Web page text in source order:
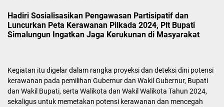
Hadiri Sosialisasikan Pengawasan Partisipatif dan
Luncurkan Peta Kerawanan Pilkada 2024, Plt Bupati
Simalungun Ingatkan Jaga Kerukunan di Masyarakat